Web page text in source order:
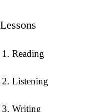
Lessons
Reading
Listening
Writing